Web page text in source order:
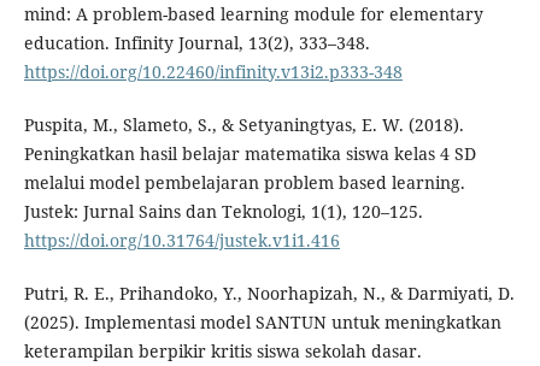
mind: A problem-based learning module for elementary
education. Infinity Journal, 13(2), 333–348.
https://doi.org/10.22460/infinity.v13i2.p333-348
Puspita, M., Slameto, S., & Setyaningtyas, E. W. (2018).
Peningkatkan hasil belajar matematika siswa kelas 4 SD
melalui model pembelajaran problem based learning.
Justek: Jurnal Sains dan Teknologi, 1(1), 120–125.
https://doi.org/10.31764/justek.v1i1.416
Putri, R. E., Prihandoko, Y., Noorhapizah, N., & Darmiyati, D.
(2025). Implementasi model SANTUN untuk meningkatkan
keterampilan berpikir kritis siswa sekolah dasar.